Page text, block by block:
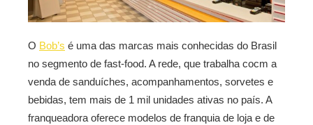
O Bob’s é uma das marcas mais conhecidas do Brasil
no segmento de fast-food. A rede, que trabalha cocm a
venda de sanduíches, acompanhamentos, sorvetes e
bebidas, tem mais de 1 mil unidades ativas no país. A
franqueadora oferece modelos de franquia de loja e de